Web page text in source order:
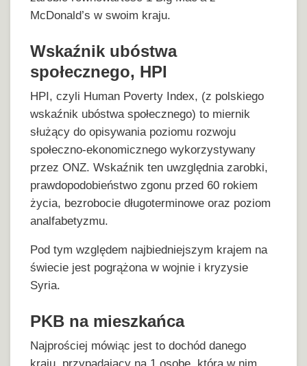
McDonald’s w swoim kraju.
Wskaźnik ubóstwa
społecznego, HPI
HPI, czyli Human Poverty Index, (z polskiego
wskaźnik ubóstwa społecznego) to miernik
służący do opisywania poziomu rozwoju
społeczno-ekonomicznego wykorzystywany
przez ONZ. Wskaźnik ten uwzględnia zarobki,
prawdopodobieństwo zgonu przed 60 rokiem
życia, bezrobocie długoterminowe oraz poziom
analfabetyzmu.
Pod tym względem najbiedniejszym krajem na
świecie jest pogrążona w wojnie i kryzysie
Syria.
PKB na mieszkańca
Najprościej mówiąc jest to dochód danego